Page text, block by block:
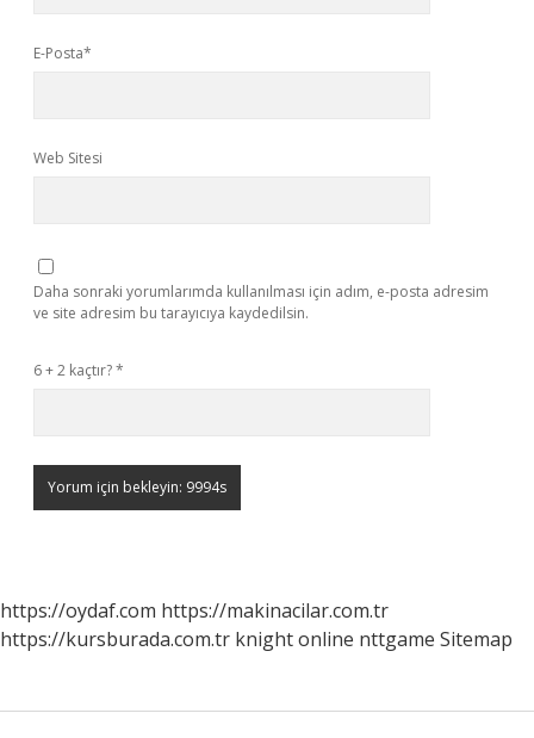
E-Posta*
Web Sitesi
Daha sonraki yorumlarımda kullanılması için adım, e-posta adresim
ve site adresim bu tarayıcıya kaydedilsin.
6 + 2 kaçtır?*
https://oydaf.com https://makinacilar.com.tr
https://kursburada.com.tr knight online nttgame Sitemap